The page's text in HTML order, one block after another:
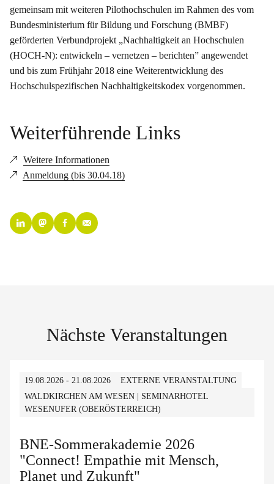
gemeinsam mit weiteren Pilothochschulen im Rahmen des vom
Bundesministerium für Bildung und Forschung (BMBF)
geförderten Verbundprojekt „Nachhaltigkeit an Hochschulen
(HOCH-N): entwickeln – vernetzen – berichten” angewendet
und bis zum Frühjahr 2018 eine Weiterentwicklung des
Hochschulspezifischen Nachhaltigkeitskodex vorgenommen.
Weiterführende Links
Weitere Informationen
Anmeldung (bis 30.04.18)
Nächste Veranstaltungen
19.08.2026 - 21.08.2026
EXTERNE VERANSTALTUNG
WALDKIRCHEN AM WESEN | SEMINARHOTEL
WESENUFER (OBERÖSTERREICH)
BNE-Sommerakademie 2026
"Connect! Empathie mit Mensch,
Planet und Zukunft"